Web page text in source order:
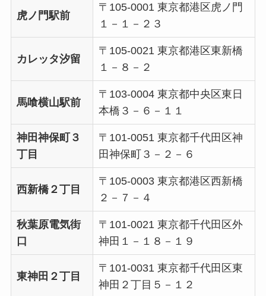
虎ノ門駅前
〒105-0001 東京都港区虎ノ門
１－１－２３
カレッタ汐留
〒105-0021 東京都港区東新橋
１－８－２
馬喰横山駅前
〒103-0004 東京都中央区東日
本橋３－６－１１
神田神保町３
丁目
〒101-0051 東京都千代田区神
田神保町３－２－６
西新橋２丁目
〒105-0003 東京都港区西新橋
２－７－４
秋葉原電気街
口
〒101-0021 東京都千代田区外
神田１－１８－１９
東神田２丁目
〒101-0031 東京都千代田区東
神田２丁目５－１２